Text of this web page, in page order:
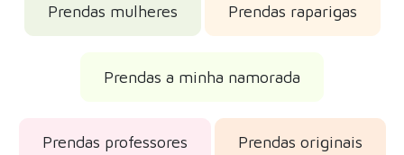
Prendas mulheres Prendas raparigas
Prendas a minha namorada
Prendas professores Prendas originais